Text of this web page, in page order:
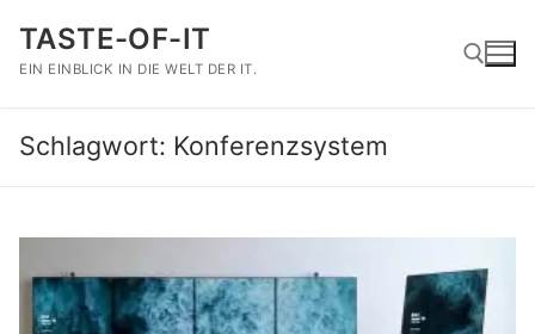
Inhalt
springen
TASTE-OF-IT
EIN EINBLICK IN DIE WELT DER IT.
Suchen nach:
Schlagwort: Konferenzsystem